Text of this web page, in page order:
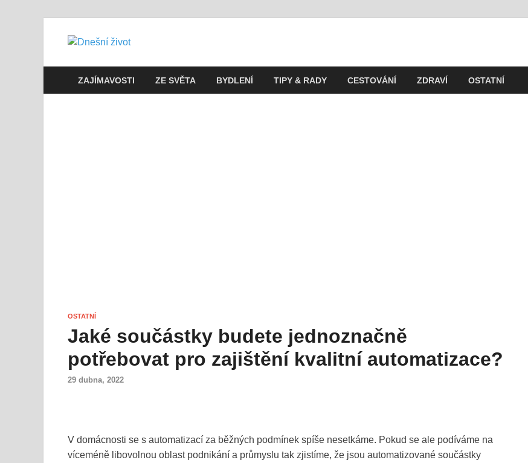
Dnešní život
ZAJÍMAVOSTI ZE SVĚTA BYDLENÍ TIPY & RADY CESTOVÁNÍ ZDRAVÍ OSTATNÍ
OSTATNÍ
Jaké součástky budete jednoznačně
potřebovat pro zajištění kvalitní automatizace?
29 dubna, 2022
V domácnosti se s automatizací za běžných podmínek spíše nesetkáme. Pokud se ale podíváme na
víceméně libovolnou oblast podnikání a průmyslu tak zjistíme, že jsou automatizované součástky